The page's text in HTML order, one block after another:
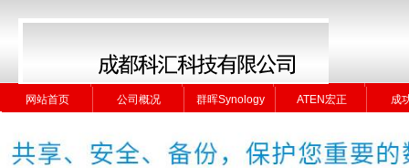
网站首页 公司概况 群晖Synology ATEN宏正 成
网站首页 公司概况 群晖Synology ATEN宏正 成